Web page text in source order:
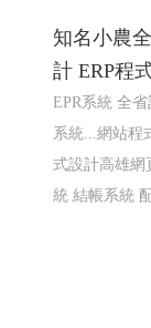
知名小農
計 ERP程
EPR系統 全
系統...網站程
式設計高雄網
統 結帳系統